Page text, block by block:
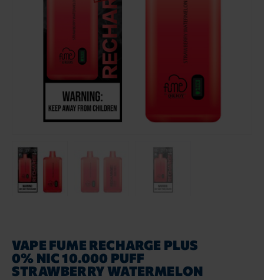
VAPE FUME RECHARGE PLUS
0% NIC 10.000 PUFF
STRAWBERRY WATERMELON